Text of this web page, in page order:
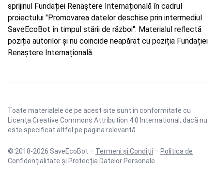
sprijinul Fundației Renaștere Internațională în cadrul
proiectului "Promovarea datelor deschise prin intermediul
SaveEcoBot în timpul stării de război". Materialul reflectă
poziția autorilor și nu coincide neapărat cu poziția Fundației
Renaștere Internațională.
Toate materialele de pe acest site sunt în conformitate cu
Licența Creative Commons Attribution 4.0 International , dacă nu
este specificat altfel pe pagina relevantă.
© 2018-2026 SaveEcoBot – Termeni și Condiții – Politica de
Confidențialitate și Protecția Datelor Personale